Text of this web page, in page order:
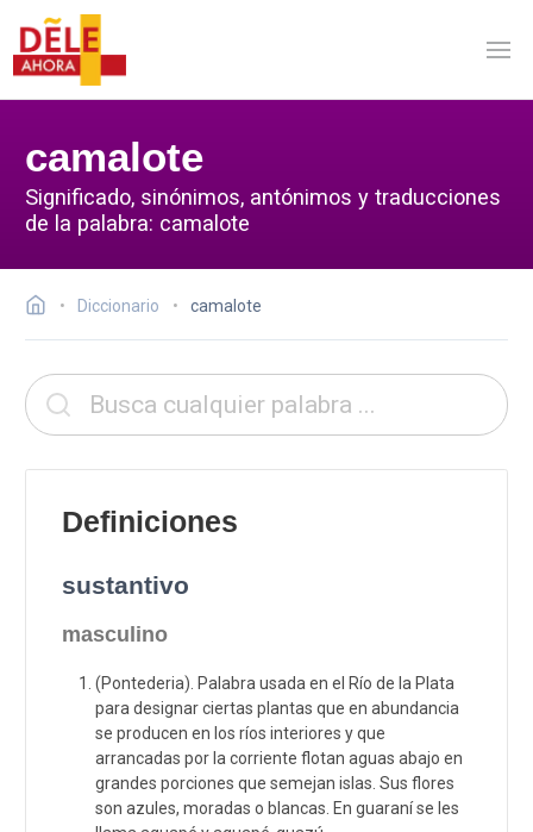
camalote
Significado, sinónimos, antónimos y traducciones
de la palabra: camalote
Diccionario camalote
Definiciones
sustantivo
masculino
(Pontederia). Palabra usada en el Río de la Plata
para designar ciertas plantas que en abundancia
se producen en los ríos interiores y que
arrancadas por la corriente flotan aguas abajo en
grandes porciones que semejan islas. Sus flores
son azules, moradas o blancas. En guaraní se les